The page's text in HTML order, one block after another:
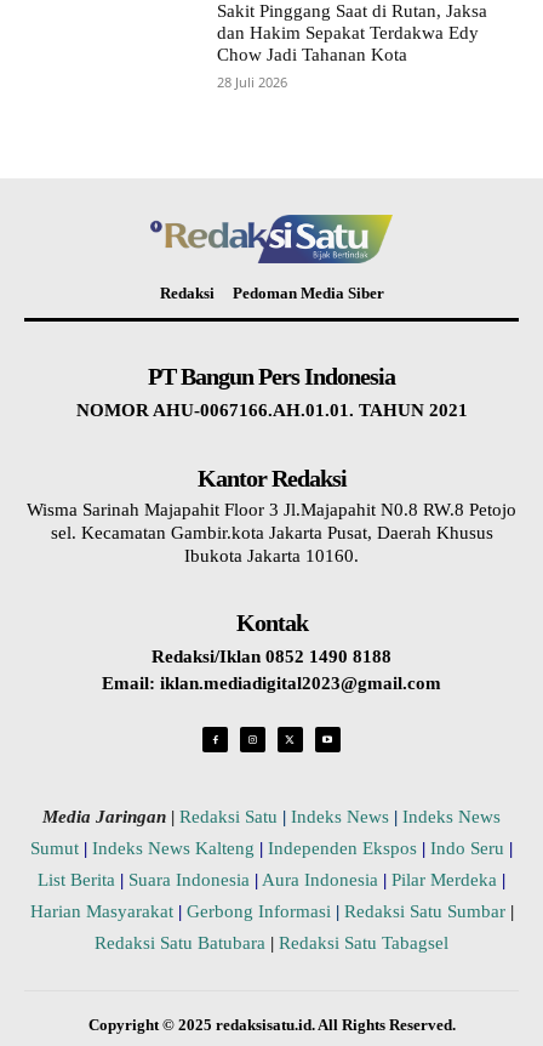
Sakit Pinggang Saat di Rutan, Jaksa
dan Hakim Sepakat Terdakwa Edy
Chow Jadi Tahanan Kota
28 Juli 2026
Redaksi Pedoman Media Siber
PT Bangun Pers Indonesia
NOMOR AHU-0067166.AH.01.01. TAHUN 2021
Kantor Redaksi
Wisma Sarinah Majapahit Floor 3 Jl.Majapahit N0.8 RW.8 Petojo
sel. Kecamatan Gambir.kota Jakarta Pusat, Daerah Khusus
Ibukota Jakarta 10160.
Kontak
Redaksi/Iklan 0852 1490 8188
Email: iklan.mediadigital2023@gmail.com
Media Jaringan | Redaksi Satu | Indeks News | Indeks News
Sumut | Indeks News Kalteng | Independen Ekspos | Indo Seru |
List Berita | Suara Indonesia | Aura Indonesia | Pilar Merdeka |
Harian Masyarakat | Gerbong Informasi | Redaksi Satu Sumbar |
Redaksi Satu Batubara | Redaksi Satu Tabagsel
Copyright © 2025 redaksisatu.id. All Rights Reserved.